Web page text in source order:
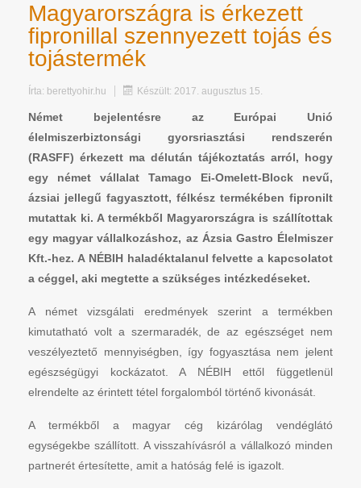
Magyarországra is érkezett
fipronillal szennyezett tojás és
tojástermék
Írta: berettyohir.hu Készült: 2017. augusztus 15.
Német bejelentésre az Európai Unió
élelmiszerbiztonsági gyorsriasztási rendszerén
(RASFF) érkezett ma délután tájékoztatás arról, hogy
egy német vállalat Tamago Ei-Omelett-Block nevű,
ázsiai jellegű fagyasztott, félkész termékében fipronilt
mutattak ki. A termékből Magyarországra is szállítottak
egy magyar vállalkozáshoz, az Ázsia Gastro Élelmiszer
Kft.-hez. A NÉBIH haladéktalanul felvette a kapcsolatot
a céggel, aki megtette a szükséges intézkedéseket.
A német vizsgálati eredmények szerint a termékben
kimutatható volt a szermaradék, de az egészséget nem
veszélyeztető mennyiségben, így fogyasztása nem jelent
egészségügyi kockázatot. A NÉBIH ettől függetlenül
elrendelte az érintett tétel forgalomból történő kivonását.
A termékből a magyar cég kizárólag vendéglátó
egységekbe szállított. A visszahívásról a vállalkozó minden
partnerét értesítette, amit a hatóság felé is igazolt.